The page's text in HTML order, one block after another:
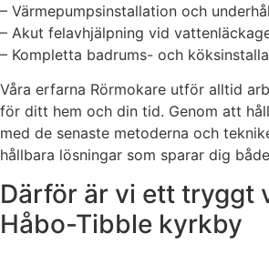
– Värmepumpsinstallation och
– Akut felavhjälpning vid
– Kompletta badrums- och
Våra erfarna Rörmokare utför alltid
för ditt hem och din tid. Genom att
med de senaste metoderna och
hållbara lösningar som sparar dig
Därför är vi ett tryggt
Håbo-Tibble kyrkby